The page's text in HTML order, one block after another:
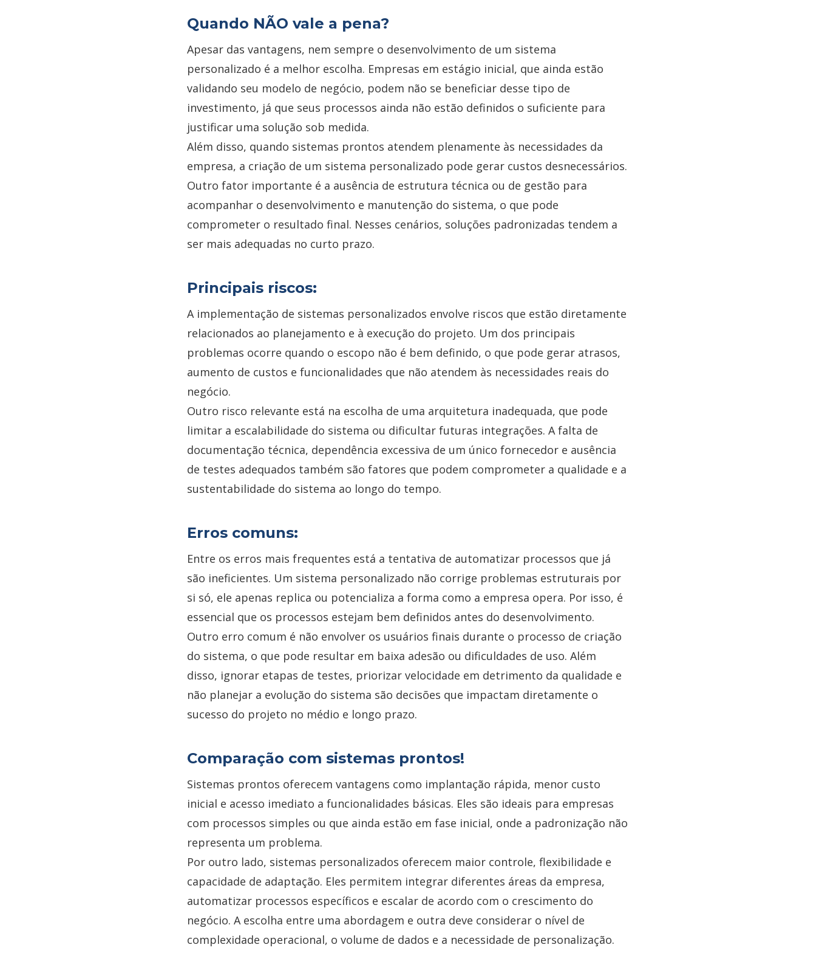
Quando NÃO vale a pena?
Apesar das vantagens, nem sempre o desenvolvimento de um sistema
personalizado é a melhor escolha. Empresas em estágio inicial, que ainda estão
validando seu modelo de negócio, podem não se beneficiar desse tipo de
investimento, já que seus processos ainda não estão definidos o suficiente para
justificar uma solução sob medida.
Além disso, quando sistemas prontos atendem plenamente às necessidades da
empresa, a criação de um sistema personalizado pode gerar custos desnecessários.
Outro fator importante é a ausência de estrutura técnica ou de gestão para
acompanhar o desenvolvimento e manutenção do sistema, o que pode
comprometer o resultado final. Nesses cenários, soluções padronizadas tendem a
ser mais adequadas no curto prazo.
Principais riscos:
A implementação de sistemas personalizados envolve riscos que estão diretamente
relacionados ao planejamento e à execução do projeto. Um dos principais
problemas ocorre quando o escopo não é bem definido, o que pode gerar atrasos,
aumento de custos e funcionalidades que não atendem às necessidades reais do
negócio.
Outro risco relevante está na escolha de uma arquitetura inadequada, que pode
limitar a escalabilidade do sistema ou dificultar futuras integrações. A falta de
documentação técnica, dependência excessiva de um único fornecedor e ausência
de testes adequados também são fatores que podem comprometer a qualidade e a
sustentabilidade do sistema ao longo do tempo.
Erros comuns:
Entre os erros mais frequentes está a tentativa de automatizar processos que já
são ineficientes. Um sistema personalizado não corrige problemas estruturais por
si só, ele apenas replica ou potencializa a forma como a empresa opera. Por isso, é
essencial que os processos estejam bem definidos antes do desenvolvimento.
Outro erro comum é não envolver os usuários finais durante o processo de criação
do sistema, o que pode resultar em baixa adesão ou dificuldades de uso. Além
disso, ignorar etapas de testes, priorizar velocidade em detrimento da qualidade e
não planejar a evolução do sistema são decisões que impactam diretamente o
sucesso do projeto no médio e longo prazo.
Comparação com sistemas prontos!
Sistemas prontos oferecem vantagens como implantação rápida, menor custo
inicial e acesso imediato a funcionalidades básicas. Eles são ideais para empresas
com processos simples ou que ainda estão em fase inicial, onde a padronização não
representa um problema.
Por outro lado, sistemas personalizados oferecem maior controle, flexibilidade e
capacidade de adaptação. Eles permitem integrar diferentes áreas da empresa,
automatizar processos específicos e escalar de acordo com o crescimento do
negócio. A escolha entre uma abordagem e outra deve considerar o nível de
complexidade operacional, o volume de dados e a necessidade de personalização.